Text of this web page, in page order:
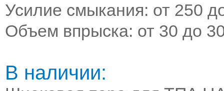
Усилие смыкания: от 250
Объем впрыска: от 30 до
В наличии: